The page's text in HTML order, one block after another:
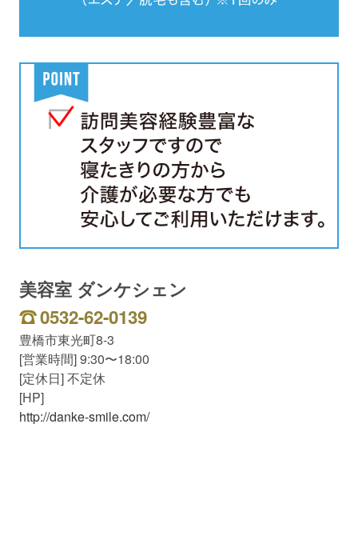
美容室 ダンケシェン
0532-62-0139
豊橋市東光町8-3
[営業時間] 9:30〜18:00
[定休日] 不定休
[HP]
http://danke-smile.com/